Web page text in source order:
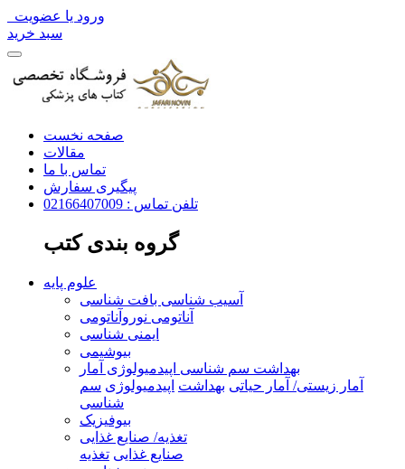
ورود یا عضویت
سبد خرید
صفحه نخست
مقالات
تماس با ما
پیگیری سفارش
تلفن تماس : 02166407009
گروه بندی کتب
علوم پایه
آسیب شناسی بافت شناسی
آناتومی نوروآناتومی
ایمنی شناسی
بیوشیمی
بهداشت سم شناسی اپیدمیولوژی آمار
آمار زیستی/ آمار حیاتی بهداشت اپیدمیولوژی سم
شناسی
بیوفیزیک
تغذیه/ صنایع غذایی
صنایع غذایی تغذیه